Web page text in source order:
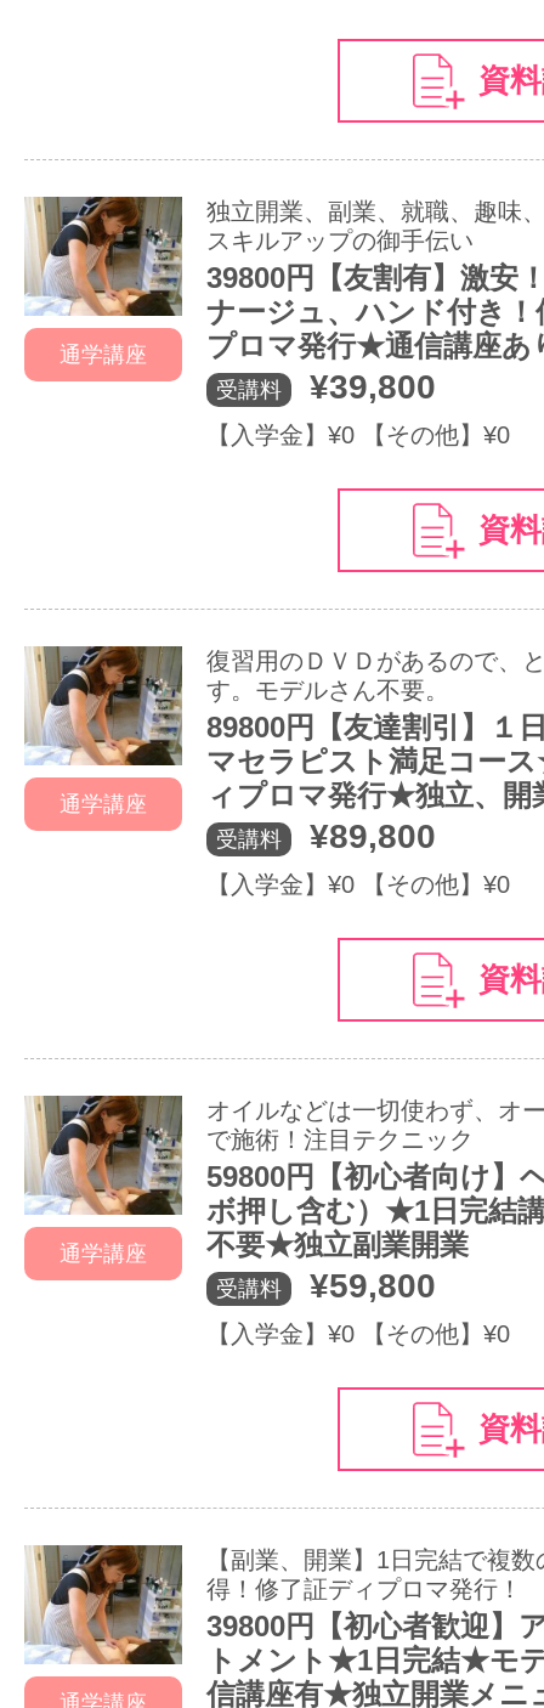
資
通学講座
独立開業、副業、就職、趣味
スキルアップの御手伝い
39800円【友割有】激安
ナージュ、ハンド付き！
プロマ発行★通信講座あ
受講料 ¥39,800
【入学金】¥0 【その他】¥0
資
通学講座
復習用のＤＶＤがあるので、
す。モデルさん不要。
89800円【友達割引】１
マセラピスト満足コー
ィプロマ発行★独立、開
受講料 ¥89,800
【入学金】¥0 【その他】¥0
資
通学講座
オイルなどは一切使わず、オ
で施術！注目テクニック
59800円【初心者向け】
ボ押し含む）★1日完結
不要★独立副業開業
受講料 ¥59,800
【入学金】¥0 【その他】¥0
資
通学講座
【副業、開業】1日完結で複
得！修了証ディプロマ発行！
39800円【初心者歓迎】
トメント★1日完結★モ
信講座有★独立開業メニ